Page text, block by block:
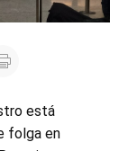
está
folga en